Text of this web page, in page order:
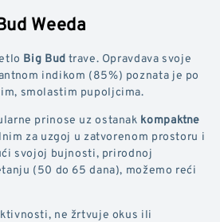
Weeda
Big Budtrave. Opravdava svoje
indikom (85%) poznata je po
smolastim pupoljcima.
prinose uz ostanak kompaktne
za uzgoj u zatvorenom prostoru i
svojoj bujnosti, prirodnoj
(50 do 65 dana), možemo reći
ne žrtvuje okus ili